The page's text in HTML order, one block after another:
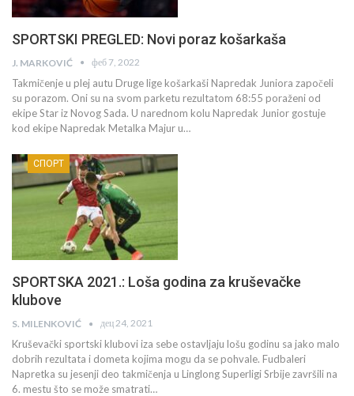
SPORTSKI PREGLED: Novi poraz košarkaša
J. MARKOVIĆ феб 7, 2022
Takmičenje u plej autu Druge lige košarkaši Napredak Juniora započeli
su porazom. Oni su na svom parketu rezultatom 68:55 poraženi od
ekipe Star iz Novog Sada. U narednom kolu Napredak Junior gostuje
kod ekipe Napredak Metalka Majur u…
СПОРТ
SPORTSKA 2021.: Loša godina za kruševačke
klubove
S. MILENKOVIĆ дец 24, 2021
Kruševački sportski klubovi iza sebe ostavljaju lošu godinu sa jako malo
dobrih rezultata i dometa kojima mogu da se pohvale. Fudbaleri
Napretka su jesenji deo takmičenja u Linglong Superligi Srbije završili na
6. mestu što se može smatrati…